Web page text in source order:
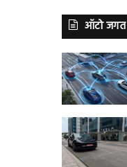
ऑटो जगत